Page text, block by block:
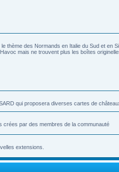
thème des Normands en Italie du Sud et en
mais ne trouvent plus les boîtes
qui proposera diverses cartes de
par des membres de la communauté
extensions.